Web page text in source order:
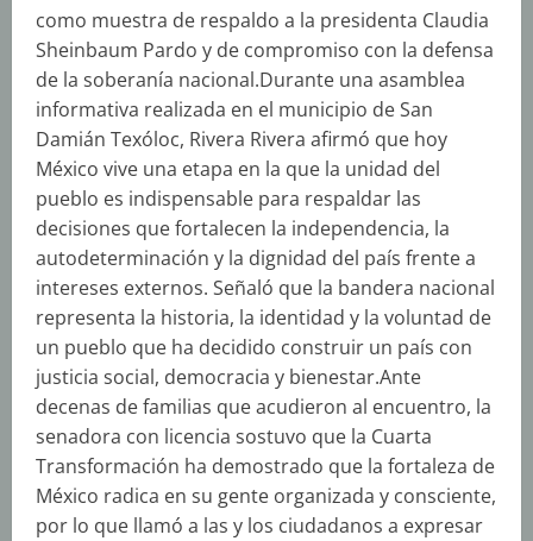
como muestra de respaldo a la presidenta Claudia
Sheinbaum Pardo y de compromiso con la defensa
de la soberanía nacional.Durante una asamblea
informativa realizada en el municipio de San
Damián Texóloc, Rivera Rivera afirmó que hoy
México vive una etapa en la que la unidad del
pueblo es indispensable para respaldar las
decisiones que fortalecen la independencia, la
autodeterminación y la dignidad del país frente a
intereses externos. Señaló que la bandera nacional
representa la historia, la identidad y la voluntad de
un pueblo que ha decidido construir un país con
justicia social, democracia y bienestar.Ante
decenas de familias que acudieron al encuentro, la
senadora con licencia sostuvo que la Cuarta
Transformación ha demostrado que la fortaleza de
México radica en su gente organizada y consciente,
por lo que llamó a las y los ciudadanos a expresar